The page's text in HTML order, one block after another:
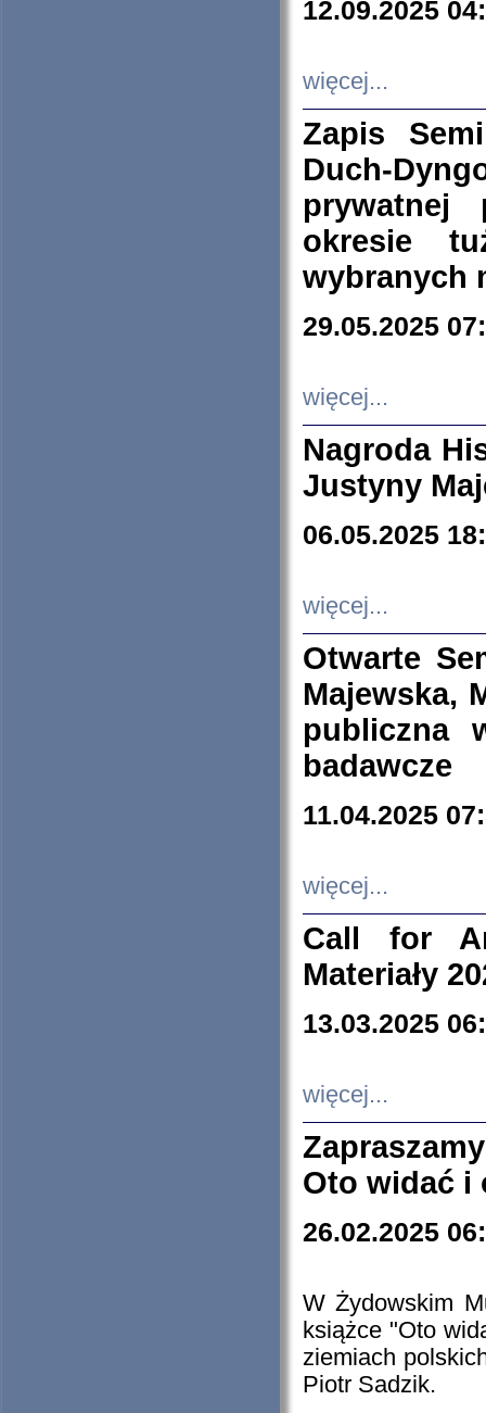
12.09.2025
więcej...
Zapis
Duch-
prywatnej
okresie
wybranych
29.05.2025
więcej...
Nagroda
Justyny
06.05.2025
więcej...
Otwarte
Majewska,
publiczna
badawcze
11.04.2025
więcej...
Call for
Materiały
13.03.2025
więcej...
Oto widać i
26.02.2025
W Żydowskim
książce "Oto
ziemiach
Piotr Sadzik.